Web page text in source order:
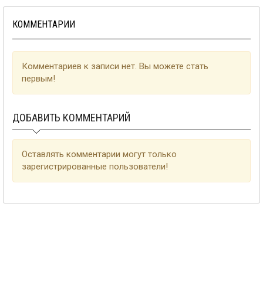
КОММЕНТАРИИ
Комментариев к записи нет. Вы можете стать
первым!
ДОБАВИТЬ КОММЕНТАРИЙ
Оставлять комментарии могут только
зарегистрированные пользователи!